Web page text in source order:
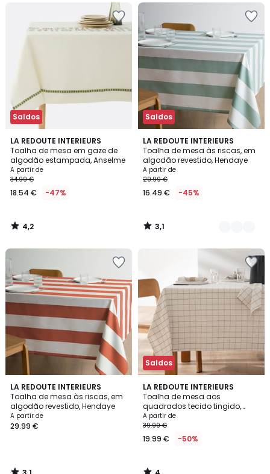
Saldos
LA REDOUTE INTERIEURS
Toalha de mesa em gaze de
algodão estampada, Anselme
A partir de
34.99 €
18.54 € -47%
4,2
/ 5
4,2
/
Saldos
LA REDOUTE INTERIEURS
Toalha de mesa às riscas, em
algodão revestido, Hendaye
A partir de
29.99 €
16.49 € -45%
3,1
/
5
2
Cores
3,1
/
LA REDOUTE INTERIEURS
Toalha de mesa às riscas, em
algodão revestido, Hendaye
A partir de
29.99 €
3,1
/
5
Saldos
LA REDOUTE INTERIEURS
Toalha de mesa aos
quadrados tecido tingido,
algodão/linho, Tissala
A partir de
39.99 €
19.99 € -50%
4
/
5